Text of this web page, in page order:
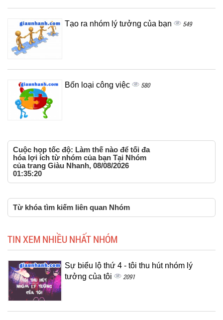
Tạo ra nhóm lý tưởng của bạn 549
Bốn loại công việc 580
Cuộc họp tốc độ: Làm thế nào để tối đa
hóa lợi ích từ nhóm của bạn Tại Nhóm
của trang Giàu Nhanh, 08/08/2026
01:35:20
Từ khóa tìm kiếm liên quan Nhóm
TIN XEM NHIỀU NHẤT NHÓM
Sự biểu lộ thứ 4 - tôi thu hút nhóm lý
tưởng của tôi
2091